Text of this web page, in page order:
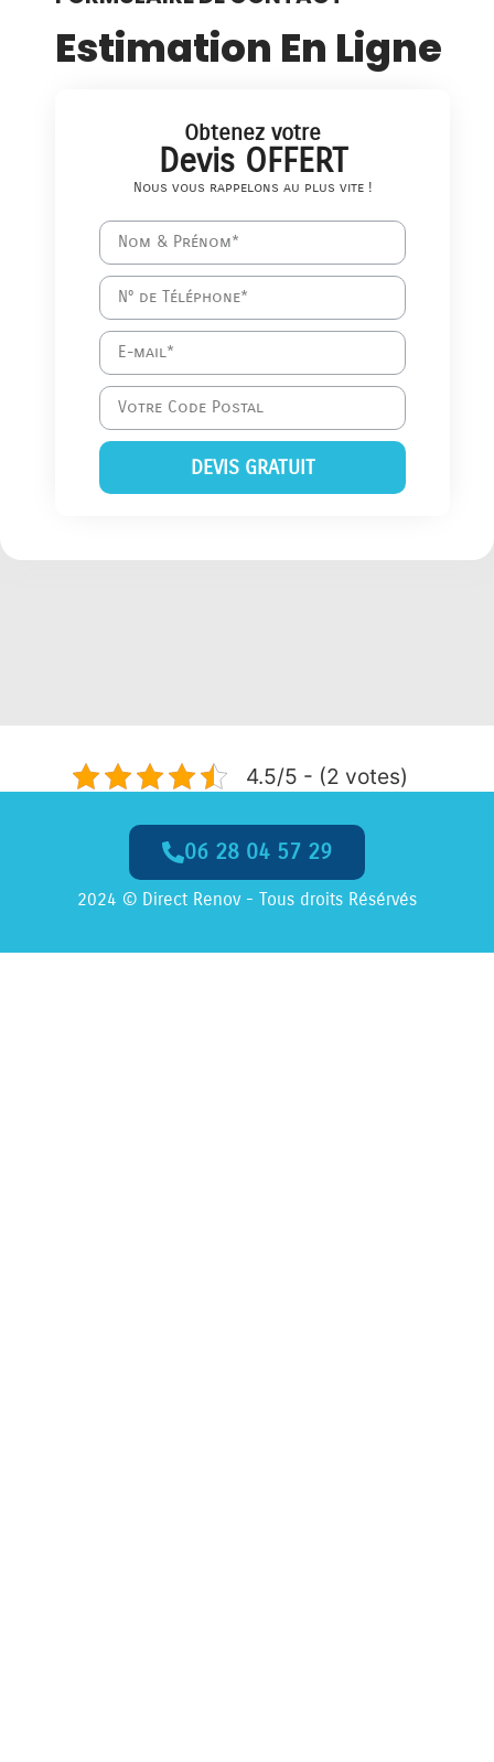
Estimation En Ligne
Obtenez votre
Devis OFFERT
Nous vous rappelons au plus vite !
DEVIS GRATUIT
4.5/5 - (2 votes)
06 28 04 57 29
2024 © Direct Renov - Tous droits Résérvés